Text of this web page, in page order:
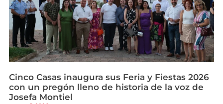
Cinco Casas inaugura sus Feria y Fiestas 2026
con un pregón lleno de historia de la voz de
Josefa Montiel